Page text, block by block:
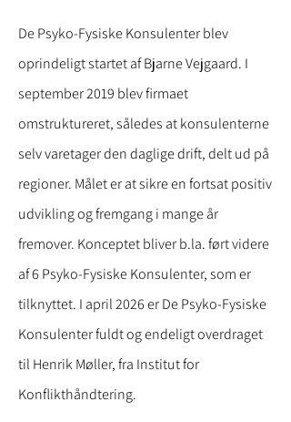
De Psyko-Fysiske Konsulenter blev
oprindeligt startet af Bjarne Vejgaard. I
september 2019 blev firmaet
omstruktureret, således at konsulenterne
selv varetager den daglige drift, delt ud på
regioner. Målet er at sikre en fortsat positiv
udvikling og fremgang i mange år
fremover. Konceptet bliver b.la. ført videre
af 6 Psyko-Fysiske Konsulenter, som er
tilknyttet. I april 2026 er De Psyko-Fysiske
Konsulenter fuldt og endeligt overdraget
til Henrik Møller, fra Institut for
Konflikthåndtering.